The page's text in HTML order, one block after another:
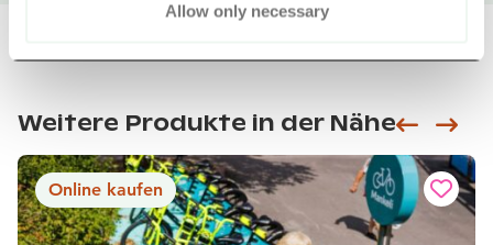
Allow only necessary
Weitere Produkte in der Nähe
Online kaufen
Siirry